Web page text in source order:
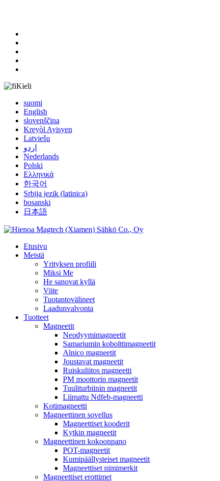
Kieli
suomi
English
slovenščina
Kreyòl Ayisyen
Latviešu
اردو
Nederlands
Polski
Ελληνικά
한국어
Srbija jezik (latinica)
bosanski
日本語
Etusivu
Meistä
Yrityksen profiili
Miksi Me
He sanovat kyllä
Viite
Tuotantovälineet
Laadunvalvonta
Tuotteet
Magneetit
Neodyymimagneetit
Samariumin kobolttimagneetit
Alnico magneetit
Joustavat magneetit
Ruiskuliitos magneetti
PM moottorin magneetit
Tuuliturbiinin magneetit
Liimattu Ndfeb-magneetti
Kotimagneetti
Magneettinen sovellus
Magneettiset kooderit
Kytkin magneetit
Magneettinen kokoonpano
POT-magneetit
Kumipäällysteiset magneetit
Magneettiset nimimerkit
Magneettiset erottimet